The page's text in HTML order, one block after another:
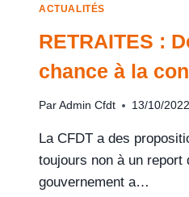
ACTUALITÉS
RETRAITES :
chance à la
Par Admin Cfdt 13/10/2022
La CFDT a des
toujours non à un report
gouvernement a…